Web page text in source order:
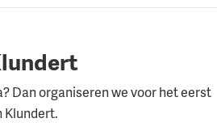
Dan organiseren we voor het eerst
Klundert.